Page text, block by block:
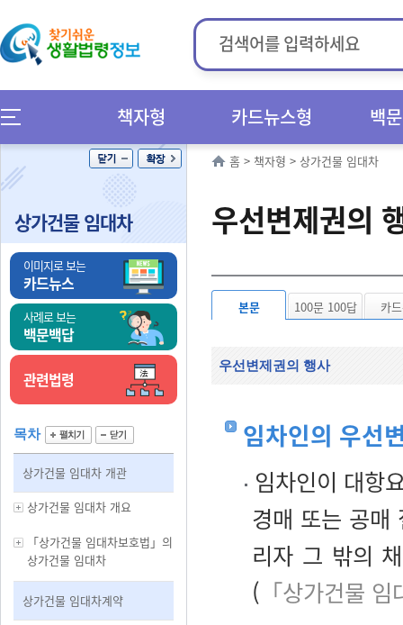
책자형 카드뉴스형 백
상가건물 임대차
이미지로 보는
카드뉴스
사례로 보는
백문백답
관련법령
목차
상가건물 임대차 개관
상가건물 임대차 개요
「상가건물 임대차보호법」의
상가건물 임대차
상가건물 임대차계약
홈 > 책자형 > 상가건물 임대차
우선변제권의
본문 100문 100답 카
우선변제권의 행사
임차인의 우선
임차인이 대항
경매 또는 공매
리자 그 밖의
( 「상가건물